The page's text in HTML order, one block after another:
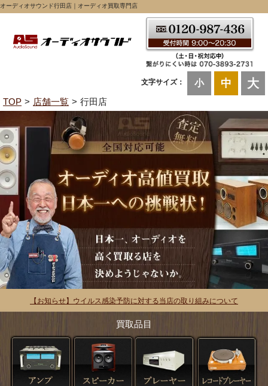
オーディオサウンド行田店｜オーディオ買取専門店
文字サイズ： 小 中 大
TOP 店舗一覧 行田店
【お知らせ】ウイルス感染予防に対する当店の取り組みについて
買取品目